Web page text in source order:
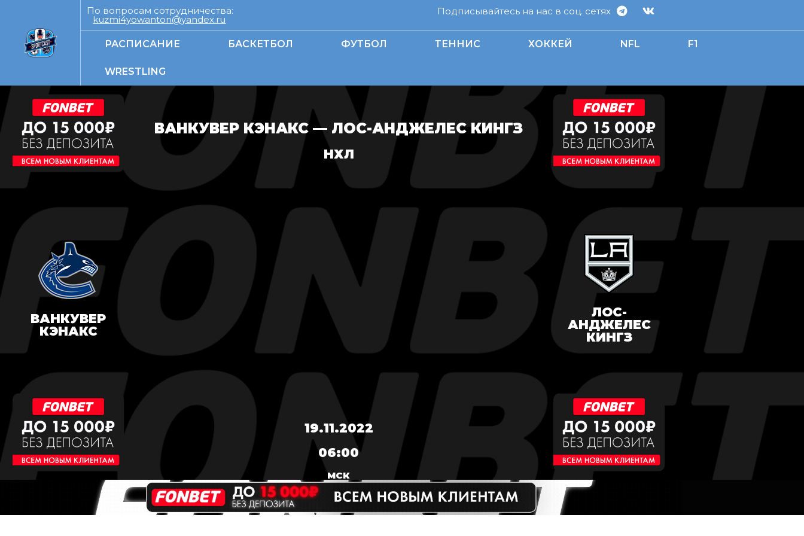
По вопросам сотрудничества:
kuzmi4yowanton@yandex.ru
Подписывайтесь на нас в соц. сетях
РАСПИСАНИЕ БАСКЕТБОЛ ФУТБОЛ ТЕННИС ХОККЕЙ NFL F1
WRESTLING
ВАНКУВЕР
КЭНАКС
ВАНКУВЕР КЭНАКС — ЛОС-АНДЖЕЛЕС КИНГЗ
НХЛ
19.11.2022
06:00
МСК
ЛОС-
АНДЖЕЛЕС
КИНГЗ